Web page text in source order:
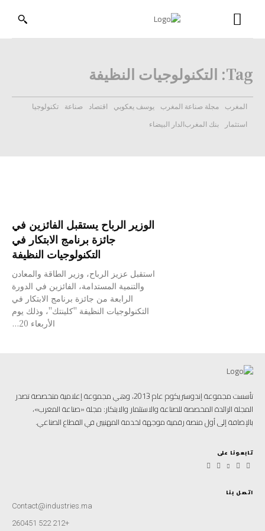
Tag: التكنولوجيات النظيفة
المغرب مجلة صناعة المغرب يوسف يعكوبي اقتصاد صناعة
تكنولوجيا
استثمار
بنك المغربالدار البيضاء
الوزير الرباح يستقبل الفائزين في
جائزة برنامج الابتكار في
التكنولوجيات النظيفة
استقبل عزيز الرباح، وزير الطاقة والمعادن
والتنمية المستدامة، الفائزين في الدورة
الرابعة من جائزة برنامج الابتكار في
التكنولوجيات النظيفة "كلينتك"، وذلك يوم
الأربعاء 20...
اتصل بنا
Contact@industries.ma
+212 522 260451
تأسست مجموعة إندوستريكوم عام 2013، وهي مجموعة إعلامية متخصصة تصدر
المجلة الرائدة المخصصة للصناعة والاستثمار والابتكار: مجلة «صناعة المغرب»،
بالإضافة إلى أول منصة رقمية موجهة لخدمة المهنيين في القطاع الصناعي.
تابعونا على